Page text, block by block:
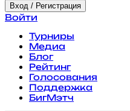
Вход / Регистрация
Войти
Турниры
Медиа
Блог
Рейтинг
Голосования
Поддержка
БигМэтч